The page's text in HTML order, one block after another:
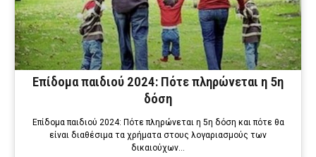
Επίδομα παιδιού 2024: Πότε πληρώνεται η 5η
δόση
Επίδομα παιδιού 2024: Πότε πληρώνεται η 5η δόση και πότε θα
είναι διαθέσιμα τα χρήματα στους λογαριασμούς των
δικαιούχων…